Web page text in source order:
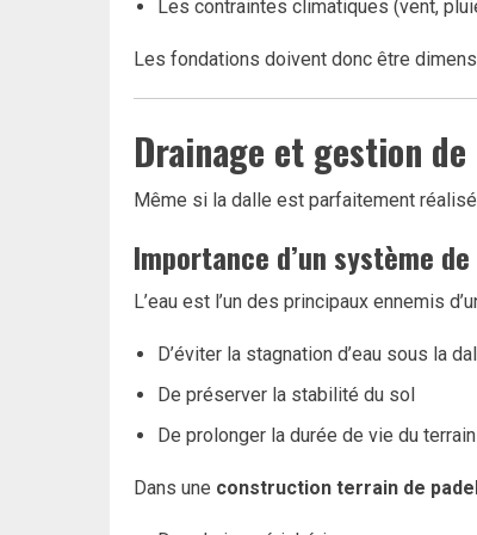
Les contraintes climatiques (vent,
Les fondations doivent donc être
Drainage et gestion
Même si la dalle est parfaitement
Importance d’un système
L’eau est l’un des principaux ennemis
D’éviter la stagnation d’eau sous la
De préserver la stabilité du sol
De prolonger la durée de vie du terrain
Dans une construction terrain de